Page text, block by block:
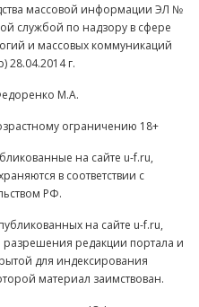
массовой информации ЭЛ №
службой по надзору в сфере
и массовых коммуникаций
28.04.2014 г.
М.А.
ограничению 18+
на сайте u-f.ru,
в соответствии с
РФ.
на сайте u-f.ru,
разрешения редакции портала и
для индексирования
материал заимствован.